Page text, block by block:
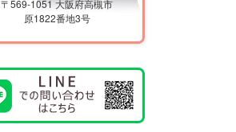
〒569-1051 大阪府高槻市
原1822番地3号